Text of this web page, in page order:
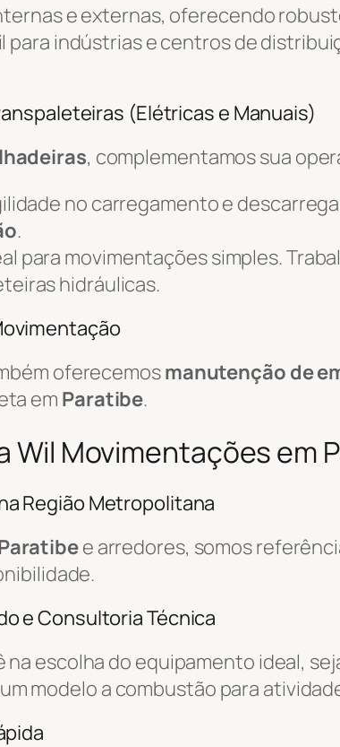
e externas, oferecendo
para indústrias e centros de
(Elétricas e Manuais)
, complementamos sua
no carregamento e
.
para movimentações simples.
hidráulicas.
oferecemosmanutenção de
em Paratibe.
Wil Movimentações em
Região Metropolitana
e arredores, somos
e Consultoria Técnica
escolha do equipamento ideal,
modelo a combustão para